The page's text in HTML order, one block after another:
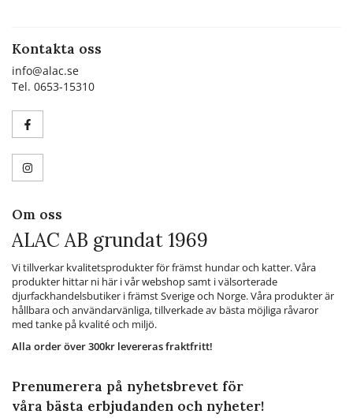
Kontakta oss
info@alac.se
Tel. 0653-15310
Om oss
ALAC AB grundat 1969
Vi tillverkar kvalitetsprodukter för främst hundar och katter. Våra
produkter hittar ni här i vår webshop samt i välsorterade
djurfackhandelsbutiker i främst Sverige och Norge. Våra produkter är
hållbara och användarvänliga, tillverkade av bästa möjliga råvaror
med tanke på kvalité och miljö.
Alla order över 300kr levereras fraktfritt!
Prenumerera på nyhetsbrevet för
våra bästa erbjudanden och nyheter!